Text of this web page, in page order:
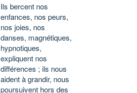
Ils bercent nos
enfances, nos peurs,
nos joies, nos
danses, magnétiques,
hypnotiques,
expliquent nos
différences ; ils nous
aident à grandir, nous
poursuivent hors des